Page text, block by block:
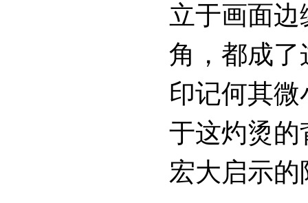
立于画面
角，都成
印记何其
于这灼烫
宏大启示的